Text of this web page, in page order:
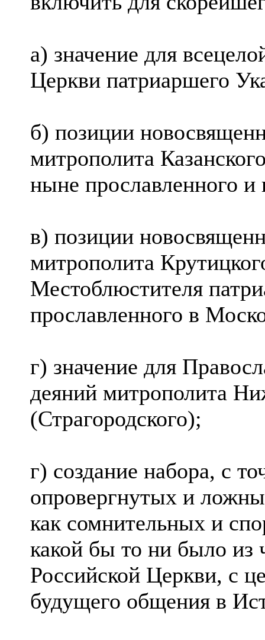
а) значение для
Церкви патриаршего
б) позиции
митрополита
ныне прославленного
в) позиции
митрополита
Местоблюстителя
прославленного в
г) значение для
деяний митрополита
(Страгородского);
г) создание набора, с
опровергнутых и
как сомнительных и
какой бы то ни было из
Российской Церкви, с
будущего общения в